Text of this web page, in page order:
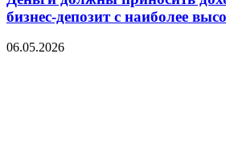
бизнес-депозит с наиболее
06.05.2026